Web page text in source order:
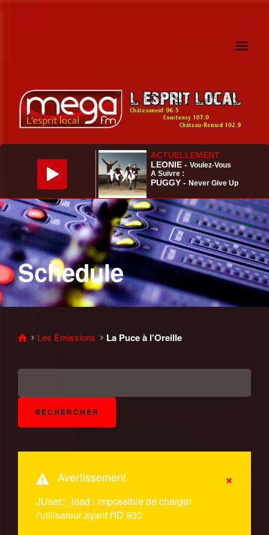
Schedule
Les Émissions La Puce à l'Oreille
×
Avertissement
JUser::_load : impossible de charger
l'utilisateur ayant l'ID 930